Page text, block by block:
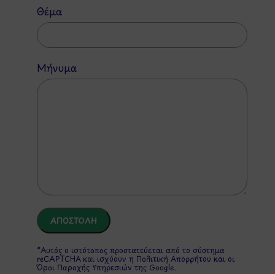
Θέμα
Μήνυμα
*Αυτός ο ιστότοπος προστατεύεται από το σύστημα
reCAPTCHA και ισχύουν η Πολιτική Απορρήτου και οι
Όροι Παροχής Υπηρεσιώντης Google.